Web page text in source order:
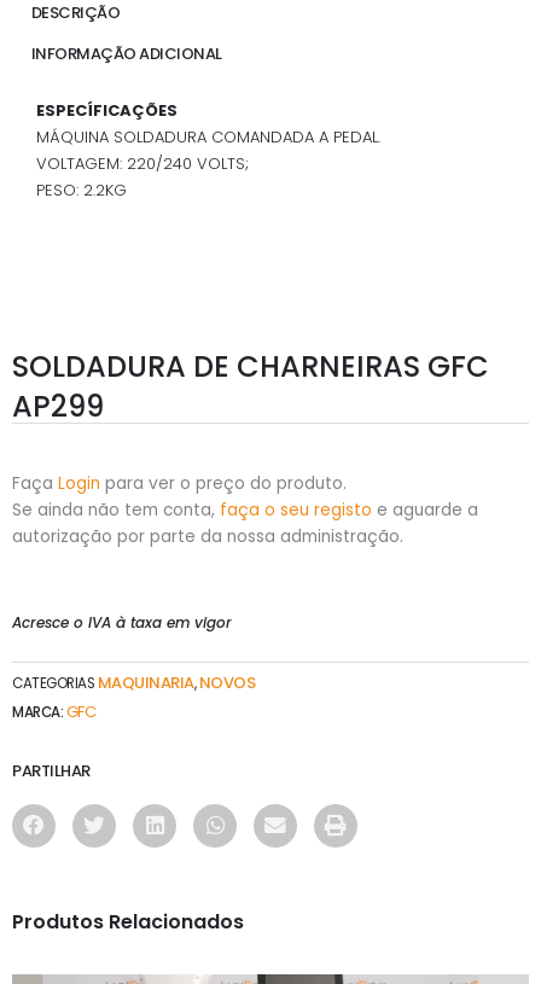
DESCRIÇÃO
INFORMAÇÃO ADICIONAL
ESPECÍFICAÇÕES
MÁQUINA SOLDADURA COMANDADA A PEDAL.
VOLTAGEM: 220/240 VOLTS;
PESO: 2.2KG
SOLDADURA DE CHARNEIRAS GFC
AP299
Faça Login para ver o preço do produto.
Se ainda não tem conta, faça o seu registo e aguarde a
autorização por parte da nossa administração.
Acresce o IVA à taxa em vigor
CATEGORIAS MAQUINARIA,NOVOS
MARCA:GFC
PARTILHAR
Produtos Relacionados